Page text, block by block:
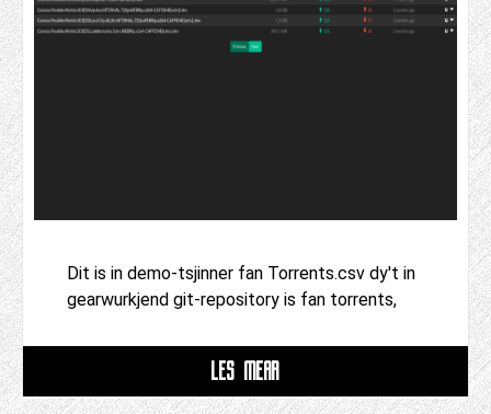
Dit is in demo-tsjinner fan Torrents.csv dy't in
gearwurkjend git-repository is fan torrents,
LÊS MEAR